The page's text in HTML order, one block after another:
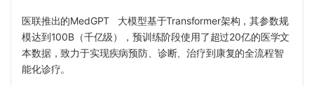
医联推出的MedGPT
大模型基于Transformer架构，其参数规
模达到100B（千亿级），预训练阶段使用了超过20亿的医学文
本数据，致力于实现疾病预防、诊断、治疗到康复的全流程智
能化诊疗。